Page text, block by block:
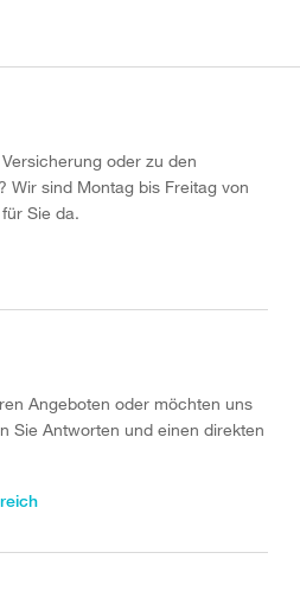
oder zu den
Wir sind Montag bis Freitag von
Sie da.
Angeboten oder möchten uns
Sie Antworten und einen direkten